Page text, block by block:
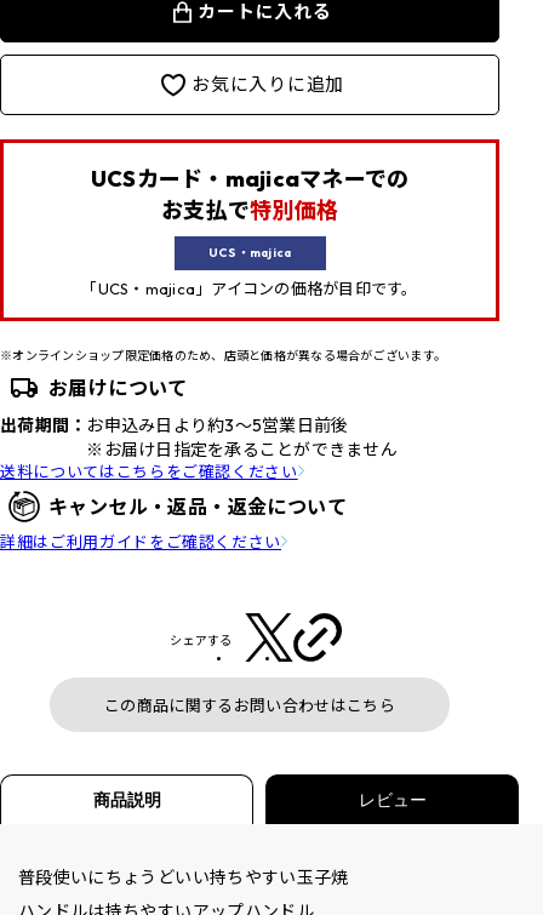
カートに入れる
お気に入りに追加
UCSカード・majicaマネーでの
お支払で特別価格
UCS・majica
「UCS・majica」アイコンの価格が目印です。
※オンラインショップ限定価格のため、店頭と価格が異なる場合がございます。
お届けについて
出荷期間： お申込み日より約3～5営業日前後
※お届け日指定を承ることができません
送料についてはこちらをご確認ください
キャンセル・返品・返金について
詳細はご利用ガイドをご確認ください
シェアする
この商品に関するお問い合わせはこちら
商品説明 レビュー
普段使いにちょうどいい持ちやすい玉子焼